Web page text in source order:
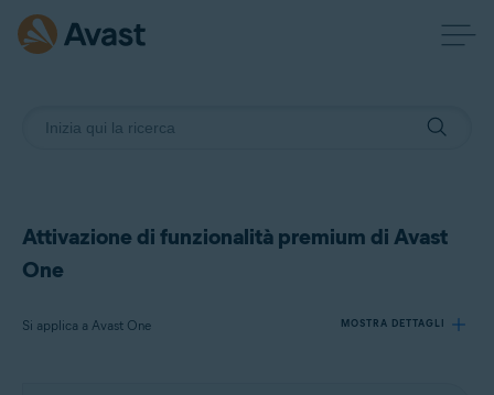
Attivazione di funzionalità premium di Avast
One
Si applica a Avast One MOSTRA DETTAGLI